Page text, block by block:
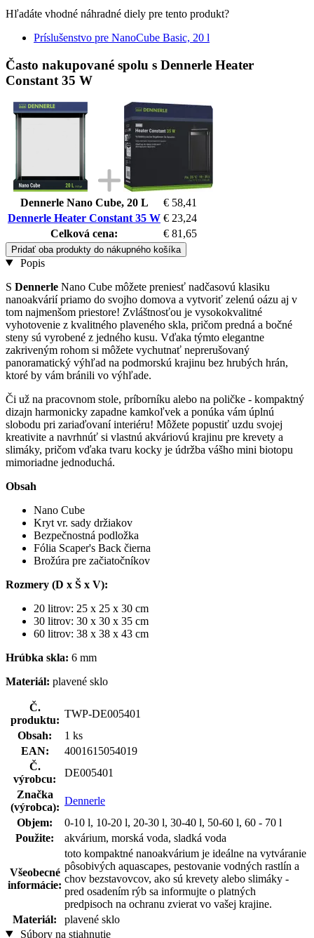
Hľadáte vhodné náhradné diely pre tento produkt?
Príslušenstvo pre NanoCube Basic, 20 l
Často nakupované spolu s Dennerle Heater
Constant 35 W
Dennerle Nano Cube, 20 L
€ 58,41
Dennerle Heater Constant 35 W € 23,24
Celková cena:
€ 81,65
Pridať oba produkty do nákupného košíka
Popis
S Dennerle Nano Cube môžete preniesť nadčasovú klasiku
nanoakvárií priamo do svojho domova a vytvoriť zelenú oázu aj v
tom najmenšom priestore! Zvláštnosťou je vysokokvalitné
vyhotovenie z kvalitného plaveného skla, pričom predná a bočné
steny sú vyrobené z jedného kusu. Vďaka týmto elegantne
zakriveným rohom si môžete vychutnať neprerušovaný
panoramatický výhľad na podmorskú krajinu bez hrubých hrán,
ktoré by vám bránili vo výhľade.
Či už na pracovnom stole, príborníku alebo na poličke - kompaktný
dizajn harmonicky zapadne kamkoľvek a ponúka vám úplnú
slobodu pri zariaďovaní interiéru! Môžete popustiť uzdu svojej
kreativite a navrhnúť si vlastnú akváriovú krajinu pre krevety a
slimáky, pričom vďaka tvaru kocky je údržba vášho mini biotopu
mimoriadne jednoduchá.
Obsah
Nano Cube
Kryt vr. sady držiakov
Bezpečnostná podložka
Fólia Scaper's Back čierna
Brožúra pre začiatočníkov
Rozmery (D x Š x V):
20 litrov: 25 x 25 x 30 cm
30 litrov: 30 x 30 x 35 cm
60 litrov: 38 x 38 x 43 cm
Hrúbka skla: 6 mm
Materiál: plavené sklo
Č.
produktu:
TWP-DE005401
Obsah:
1 ks
EAN:
4001615054019
Č.
výrobcu:
DE005401
Značka
(výrobca):
Dennerle
Objem:
0-10 l, 10-20 l, 20-30 l, 30-40 l, 50-60 l, 60 - 70 l
Použite:
akvárium, morská voda, sladká voda
Všeobecné
informácie:
toto kompaktné nanoakvárium je ideálne na vytváranie
pôsobivých aquascapes, pestovanie vodných rastlín a
chov bezstavovcov, ako sú krevety alebo slimáky -
pred osadením rýb sa informujte o platných
predpisoch na ochranu zvierat vo vašej krajine.
Materiál:
plavené sklo
Súbory na stiahnutie